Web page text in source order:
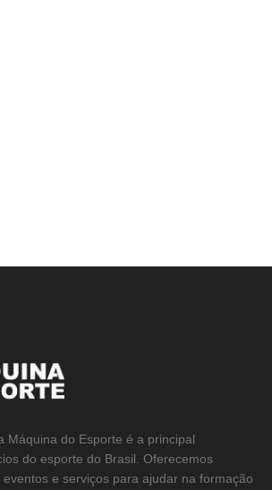
Máquina do Esporte é a principal
do esporte do Brasil. Oferecemos
e serviços para ajudar na formação